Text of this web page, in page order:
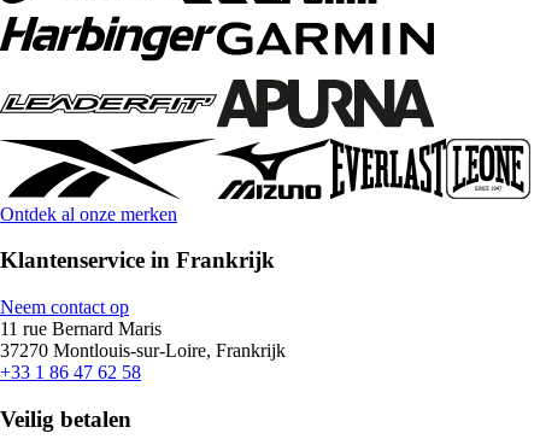
Ontdek al onze merken
Klantenservice in Frankrijk
Neem contact op
11 rue Bernard Maris
37270 Montlouis-sur-Loire, Frankrijk
+33 1 86 47 62 58
Veilig betalen